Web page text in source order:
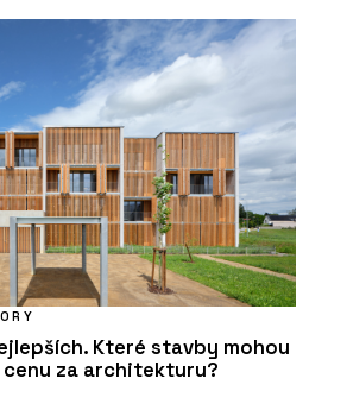
Které stavby mohou
cenu za architekturu?